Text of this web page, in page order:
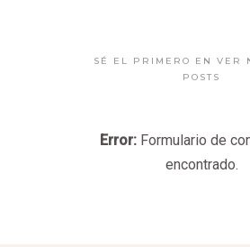
SÉ EL PRIMERO EN VER
POSTS
Error: Formulario de
encontrado.